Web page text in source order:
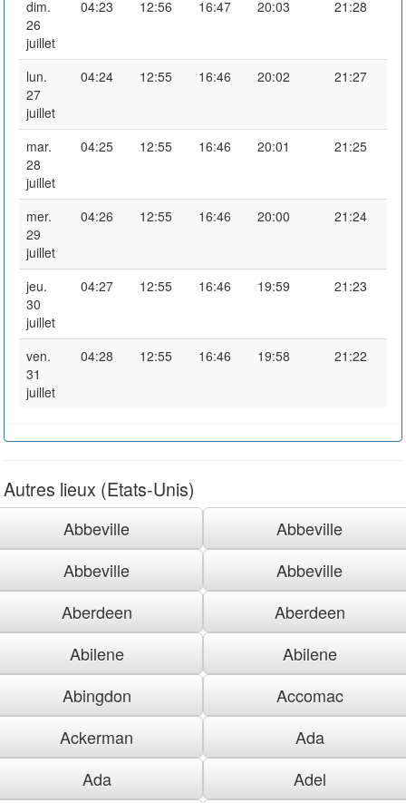
dim.
26
juillet
04:23 12:56 16:47 20:03 21:28
lun.
27
juillet
04:24 12:55 16:46 20:02 21:27
mar.
28
juillet
04:25 12:55 16:46 20:01 21:25
mer.
29
juillet
04:26 12:55 16:46 20:00 21:24
jeu.
30
juillet
04:27 12:55 16:46 19:59 21:23
ven.
31
juillet
04:28 12:55 16:46 19:58 21:22
Autres lieux (Etats-Unis)
Abbeville
Abbeville
Abbeville
Abbeville
Aberdeen
Aberdeen
Abilene
Abilene
Abingdon
Accomac
Ackerman
Ada
Ada
Adel